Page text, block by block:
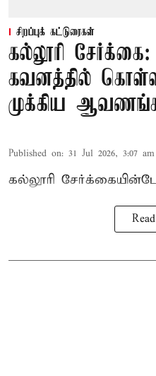
சிறப்புக் கட்டுரைகள்
கல்லூரி
கவனத்தில்
முக்கிய
Published on: 31 Jul 2026, 3:07 am
கல்லூரி சேர்க்கை